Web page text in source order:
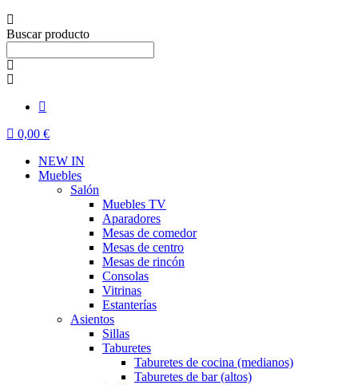
Buscar producto
0,00 €
NEW IN
Muebles
Salón
Muebles TV
Aparadores
Mesas de comedor
Mesas de centro
Mesas de rincón
Consolas
Vitrinas
Estanterías
Asientos
Sillas
Taburetes
Taburetes de cocina (medianos)
Taburetes de bar (altos)